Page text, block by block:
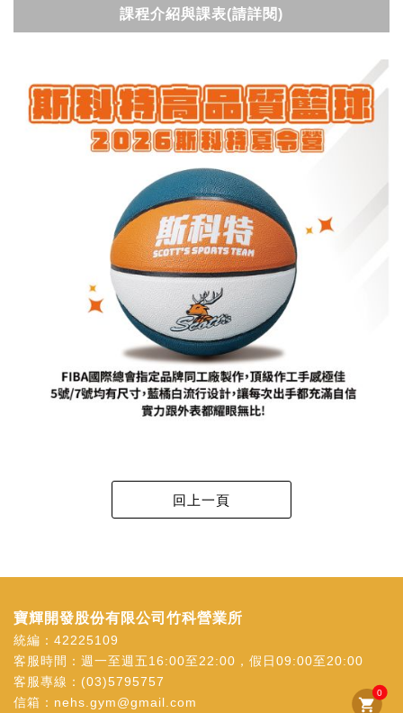
課程介紹與課表(請詳閱)
shopping_cart
0
寶輝開發股份有限公司竹科營業所
統編：42225109
客服時間：週一至週五16:00至22:00，假日09:00至20:00
客服專線： (03)5795757
信箱： nehs.gym@gmail.com